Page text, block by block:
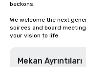
beckons.
We welcome the next
soirees and board
your vision to life.
Mekan Ayrıntıları